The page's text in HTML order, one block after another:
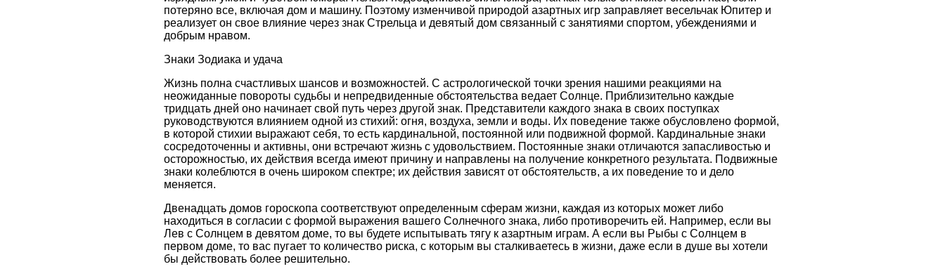
потеряно все, включая дом и машину. Поэтому изменчивой природой азартных игр заправляет весельчак Юпитер и
реализует он свое влияние через знак Стрельца и девятый дом связанный с занятиями спортом, убеждениями и
добрым нравом.
Знаки Зодиака и удача
Жизнь полна счастливых шансов и возможностей. С астрологической точки зрения нашими реакциями на
неожиданные повороты судьбы и непредвиденные обстоятельства ведает Солнце. Приблизительно каждые
тридцать дней оно начинает свой путь через другой знак. Представители каждого знака в своих поступках
руководствуются влиянием одной из стихий: огня, воздуха, земли и воды. Их поведение также обусловлено формой,
в которой стихии выражают себя, то есть кардинальной, постоянной или подвижной формой. Кардинальные знаки
сосредоточенны и активны, они встречают жизнь с удовольствием. Постоянные знаки отличаются запасливостью и
осторожностью, их действия всегда имеют причину и направлены на получение конкретного результата. Подвижные
знаки колеблются в очень широком спектре; их действия зависят от обстоятельств, а их поведение то и дело
меняется.
Двенадцать домов гороскопа соответствуют определенным сферам жизни, каждая из которых может либо
находиться в согласии с формой выражения вашего Солнечного знака, либо противоречить ей. Например, если вы
Лев с Солнцем в девятом доме, то вы будете испытывать тягу к азартным играм. А если вы Рыбы с Солнцем в
первом доме, то вас пугает то количество риска, с которым вы сталкиваетесь в жизни, даже если в душе вы хотели
бы действовать более решительно.